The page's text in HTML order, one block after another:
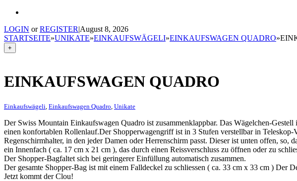
LOGIN orREGISTER|August 8, 2026
STARTSEITE»UNIKATE»EINKAUFSWÄGELI»EINKAUFSWAGEN QUADRO»
+
EINKAUFSWAGEN QUADRO
Einkaufswägeli Einkaufswagen Quadro Unikate
Der Swiss Mountain Einkaufswagen Quadro ist zusammenklappbar. Das Wägelchen-
einen konfortablen Rollenlauf.Der Shopperwagengriff ist in 3 Stufen verstellbar in
Regenschirmhalter, in den jeder Damen oder Herrenschirm passt. Dieser ist unten offen, so,
ein Innenfach ( ca. 17 cm x 21 cm ), das durch einen Reissverschluss zu öffnen oder zu
Der Shopper-Bagfaltet sich bei geringerer Einfüllung automatisch zusammen.
Der gesamte Shopper-Bag ist mit einem Falldeckel zu schliessen ( ca. 33 cm x 33 cm )
Jetzt kommt der Clou!